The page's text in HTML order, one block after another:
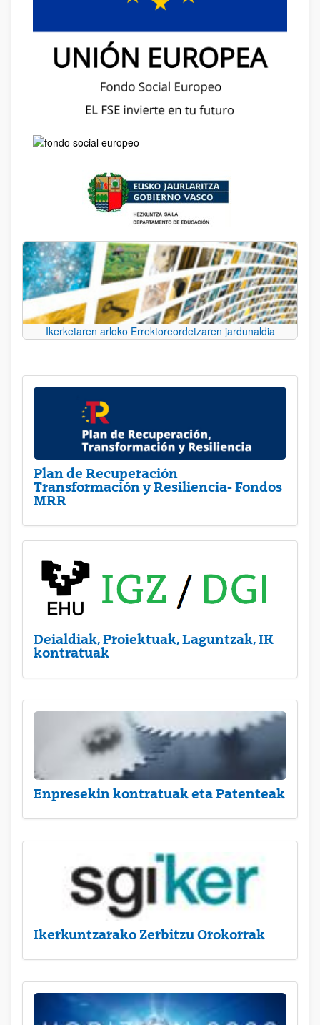
Ikerketaren arloko Errektoreordetzaren jardunaldia
Plan de Recuperación
Transformación y Resiliencia- Fondos
MRR
Deialdiak, Proiektuak, Laguntzak, IK
kontratuak
Enpresekin kontratuak eta Patenteak
Ikerkuntzarako Zerbitzu Orokorrak